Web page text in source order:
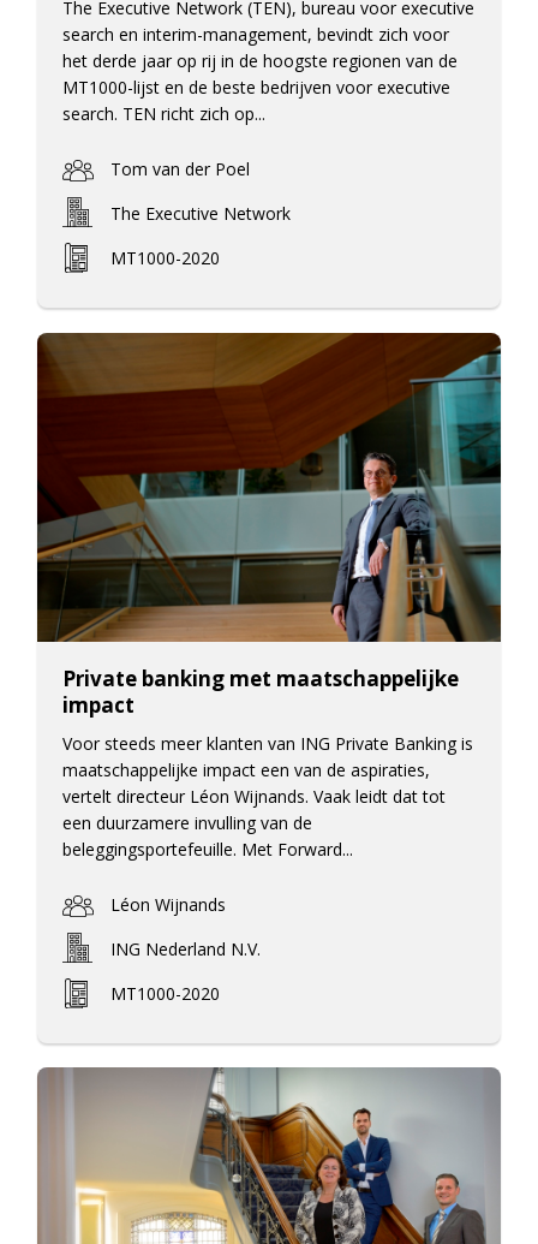
The Executive Network (TEN), bureau voor executive
search en interim-management, bevindt zich voor
het derde jaar op rij in de hoogste regionen van de
MT1000-lijst en de beste bedrijven voor executive
search. TEN richt zich op...
Tom van der Poel
The Executive Network
MT1000-2020
Private banking met maatschappelijke
impact
Voor steeds meer klanten van ING Private Banking is
maatschappelijke impact een van de aspiraties,
vertelt directeur Léon Wijnands. Vaak leidt dat tot
een duurzamere invulling van de
beleggingsportefeuille. Met Forward...
Léon Wijnands
ING Nederland N.V.
MT1000-2020